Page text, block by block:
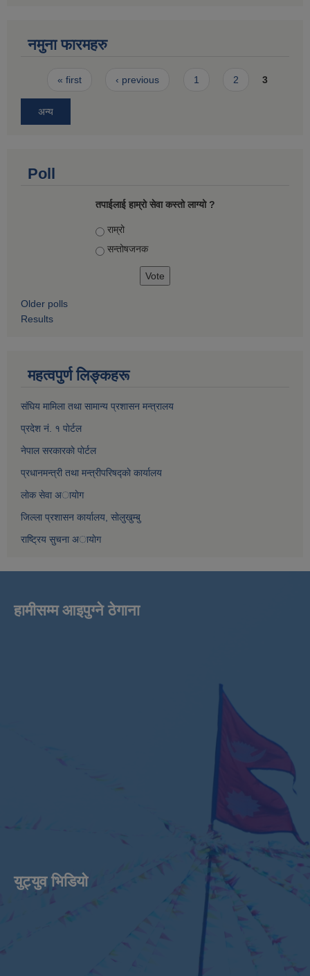
नमुना फारमहरु
Pages
« first ‹ previous 1 2 3
अन्य
Poll
तपाईलाई हाम्रो सेवा कस्तो लाग्यो ?
Choices
राम्रो
सन्तोषज‍नक
Older polls
Results
महत्वपुर्ण लिङ्कहरू
संघिय मामिला तथा सामान्य प्रशासन मन्त्रालय
प्रदेश नं. १ पाेर्टल
नेपाल सरकारकाे पाेर्टल
प्रधानमन्त्री तथा मन्त्रीपरिषद्काे कार्यालय
लाेक सेवा अायाेग
जिल्ला प्रशासन कार्यालय, साेलुखुम्बु
राष्ट्रिय सुचना अायाेग
हामीसम्म आइपुग्ने ठेगाना
युट्युव भिडियाे